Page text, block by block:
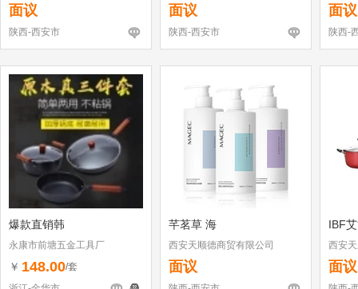
司
面议
陕西-西安市
司
面议
陕西-西安市
司
面议
陕西-
爆款直销韩
永康市前塘五金工具厂
￥ 148.00/套
芊茗草 海
西安天顺德商贸有限公司
面议
IBF
西安
面议